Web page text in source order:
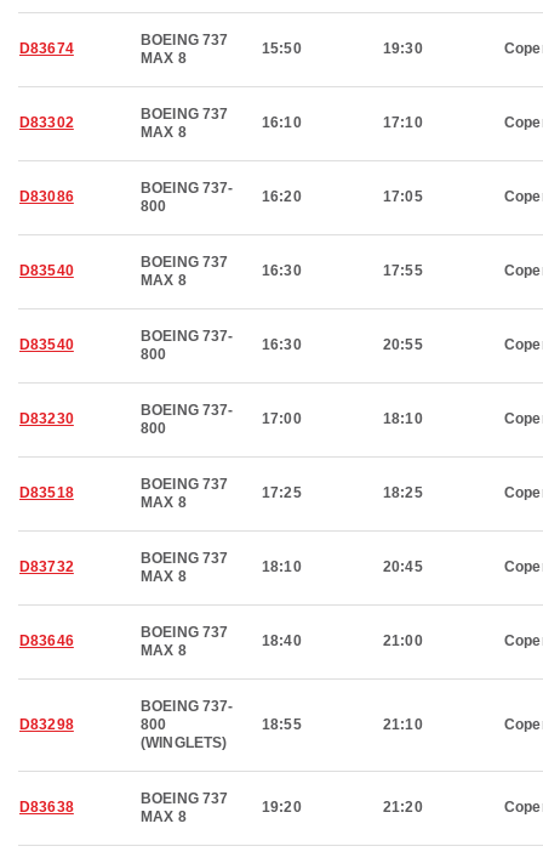
D83674
BOEING 737
MAX 8
15:50 19:30
D83302
BOEING 737
MAX 8
16:10 17:10
D83086
BOEING 737-
800
16:20 17:05
D83540
BOEING 737
MAX 8
16:30 17:55
D83540
BOEING 737-
800
16:30 20:55
D83230
BOEING 737-
800
17:00 18:10
D83518
BOEING 737
MAX 8
17:25 18:25
D83732
BOEING 737
MAX 8
18:10 20:45
D83646
BOEING 737
MAX 8
18:40 21:00
D83298
BOEING 737-
800
(WINGLETS)
18:55 21:10
D83638
BOEING 737
MAX 8
19:20 21:20